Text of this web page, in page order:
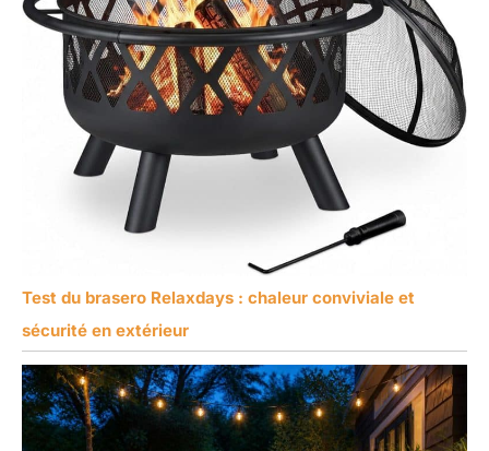
Test du brasero Relaxdays : chaleur conviviale et
sécurité en extérieur